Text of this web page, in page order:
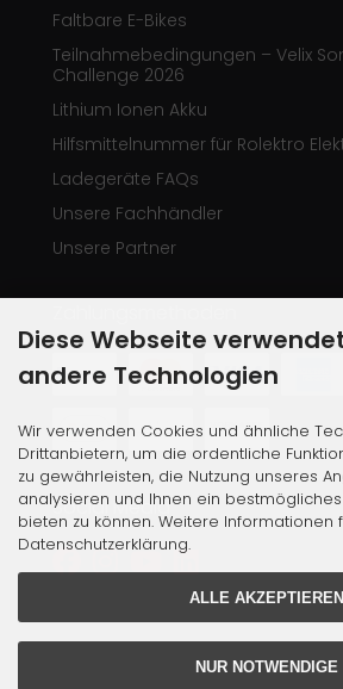
Faltbare E-Bikes
Teilnahmebedingungen – Velix
Challenge 2026
Lithium Ionen Akku
Hilfsmittelnummer für Rolektro
Ladegeräte FAQs
Unsere Fachhändler
Unsere Partner
Social Media
Diese Webseite
andere Technologien
Wir verwenden Cookies und ähnliche
Drittanbietern, um die ordentliche
zu gewährleisten, die Nutzung unseres
analysieren und Ihnen ein
bieten zu können. Weitere Informationen
Datenschutzerklärung.
ALLE AKZEPTIEREN
NUR NOTWENDIGE